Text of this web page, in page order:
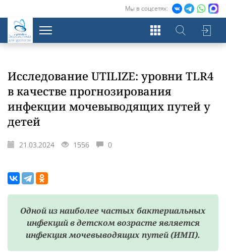
Мы в соцсетях:
Экосистема
для урологов
Исследование UTILIZE: уровни TLR4
в качестве прогнозирования
инфекции мочевыводящих путей у
детей
21.03.2024 1556 0
Одной из наиболее частых бактериальных
инфекций в детском возрасте является
инфекция мочевыводящих путей (ИМП).